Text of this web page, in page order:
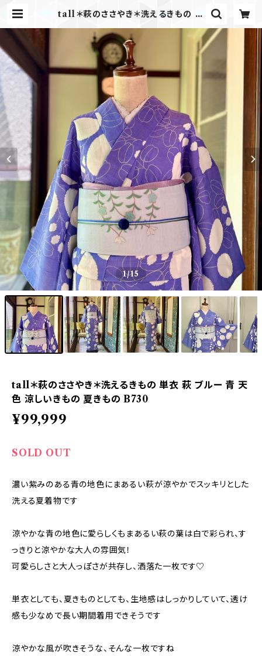
tall＊萩のささやき＊洗えるきもの 単
夏きもの B730 | kimono tento
1/15
tall＊萩のささやき＊洗えるきもの 単衣 萩 ブルー 青 天
色 涼しいきもの 夏きもの B730
¥99,999
SOLD OUT
濃い紫みのある青の地色にまあるい萩が涼やかでスッキリとした
洗える夏着物です
涼やかな青の地色に愛らしくもまあるい萩の葉は白で彩られ、す
っきりと涼やかな大人の雰囲気！
可愛らしさと大人っぽさが共存し、洒落た一枚です♡
単衣としても、夏きものとしても、生地感はしっかりしていて、透け
感も少なめで長い期間着用できそうです
涼やかな風が吹きそうな、そんな一枚ですね